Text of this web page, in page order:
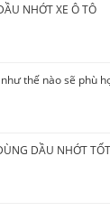
NHỚT XE Ô TÔ
thế nào sẽ phù
DẦU NHỚT